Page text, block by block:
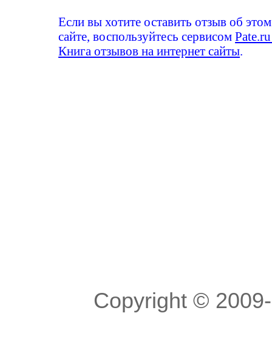
Если вы хотите оставить отзыв об этом
сайте, воспользуйтесь сервисом
Книга отзывов на интернет сайты
Copyright ©